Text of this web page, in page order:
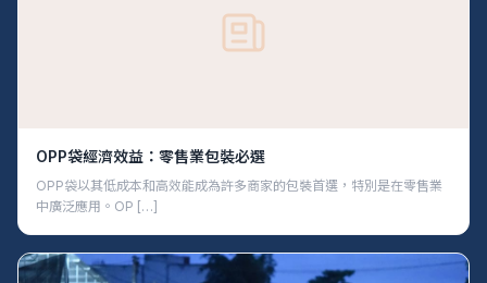
OPP袋經濟效益：零售業包裝必選
OPP袋以其低成本和高效能成為許多商家的包裝首選，特別是在零售業
中廣泛應用。OP […]